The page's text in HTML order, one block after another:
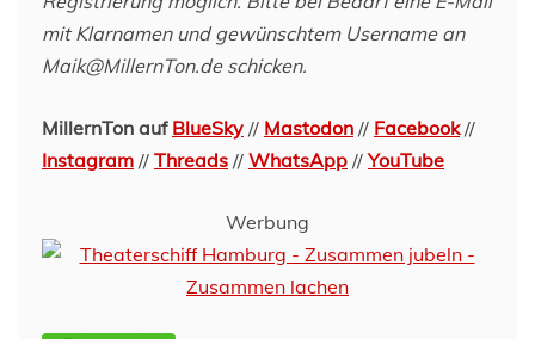
mit Klarnamen und gewünschtem Username an
Maik@MillernTon.de schicken.
MillernTon auf BlueSky // Mastodon // Facebook//
Instagram // Threads // WhatsApp //YouTube
Werbung